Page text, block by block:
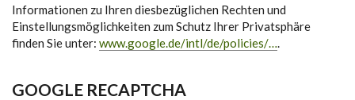
Informationen zu Ihren diesbezüglichen Rechten und
Einstellungsmöglichkeiten zum Schutz Ihrer Privatsphäre
finden Sie unter: www.google.de/intl/de/policies/….
GOOGLE RECAPTCHA